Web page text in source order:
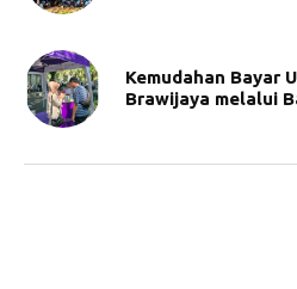
Kemudahan Bayar
Brawijaya melalui